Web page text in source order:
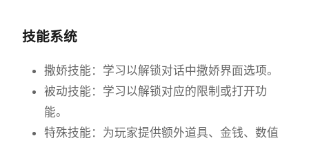
技能系统
撒娇技能：学习以解锁对话中撒娇界面选项。
被动技能：学习以解锁对应的限制或打开功
能。
特殊技能：为玩家提供额外道具、金钱、数值